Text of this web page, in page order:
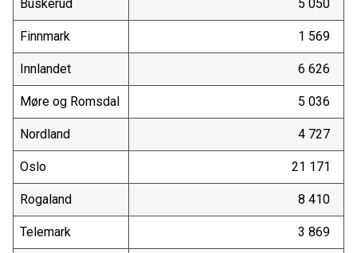
Buskerud 5 050
Finnmark 1 569
Innlandet 6 626
Møre og Romsdal 5 036
Nordland 4 727
Oslo 21 171
Rogaland 8 410
Telemark 3 869